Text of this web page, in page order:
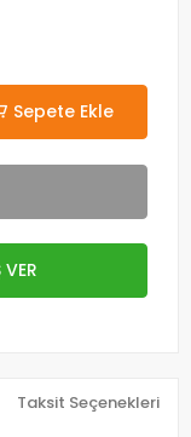
Sepete Ekle
Taksit Seçenekleri